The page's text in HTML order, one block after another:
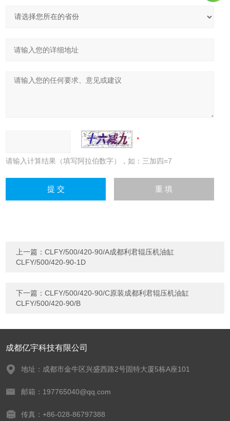
请输入计算结果（填写阿拉伯数字），如：三加四=7
上一篇：CLFY/500/420-90/A成都利君辊压机油缸
CLFY/500/420-90-1D
下一篇：CLFY/500/420-90/C原装成都利君辊压机油缸
CLFY/500/420-90/B
成都亿宇科技有限公司
地址：成都市金牛区兴盛西路2号固特大厦5栋A座101
邮箱：197765040@qq.com
传真：+86-028-86797388